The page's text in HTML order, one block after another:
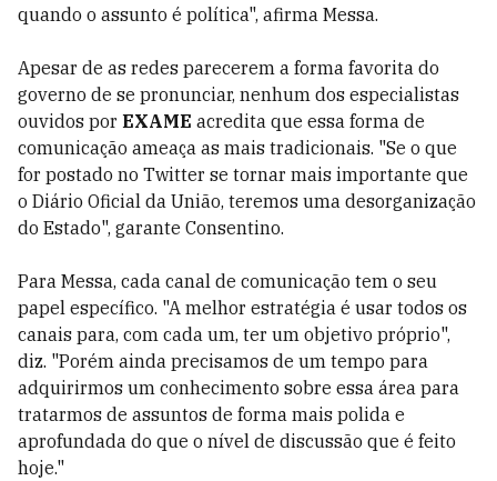
quando o assunto é política", afirma Messa.
Apesar de as redes parecerem a forma favorita do
governo de se pronunciar, nenhum dos especialistas
ouvidos por EXAME acredita que essa forma de
comunicação ameaça as mais tradicionais. "Se o que
for postado no Twitter se tornar mais importante que
o Diário Oficial da União, teremos uma desorganização
do Estado", garante Consentino.
Para Messa, cada canal de comunicação tem o seu
papel específico. "A melhor estratégia é usar todos os
canais para, com cada um, ter um objetivo próprio",
diz. "Porém ainda precisamos de um tempo para
adquirirmos um conhecimento sobre essa área para
tratarmos de assuntos de forma mais polida e
aprofundada do que o nível de discussão que é feito
hoje."